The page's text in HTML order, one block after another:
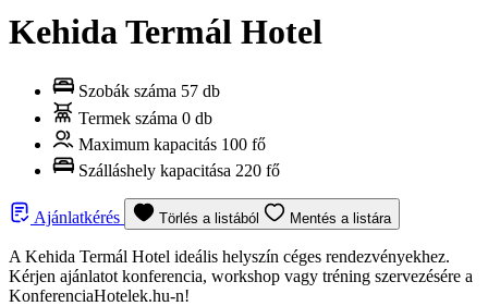
Kehida Termál Hotel
Szobák száma 57 db
Termek száma 0 db
Maximum kapacitás 100 fő
Szálláshely kapacitása 220 fő
Ajánlatkérés Törlés a listából Mentés a listára
A Kehida Termál Hotel ideális helyszín céges rendezvényekhez.
Kérjen ajánlatot konferencia, workshop vagy tréning szervezésére a
KonferenciaHotelek.hu-n!